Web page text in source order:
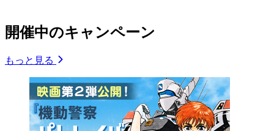
開催中のキャンペーン
もっと見る